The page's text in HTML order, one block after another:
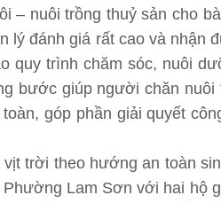
– nuôi trồng thuỷ sản cho
lý đánh giá rất cao và nhận
quy trình chăm sóc, nuôi
bước giúp người chăn
góp phần giải quyết
trời theo hướng an toàn
Lam Sơn với hai hộ